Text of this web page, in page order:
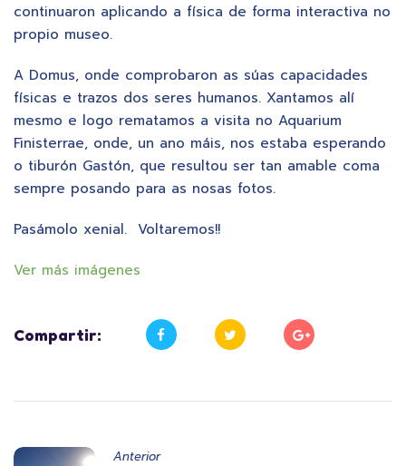
continuaron aplicando a física de forma interactiva no
propio museo.
A Domus, onde comprobaron as súas capacidades
físicas e trazos dos seres humanos. Xantamos alí
mesmo e logo rematamos a visita no Aquarium
Finisterrae, onde, un ano máis, nos estaba esperando
o tiburón Gastón, que resultou ser tan amable coma
sempre posando para as nosas fotos.
Pasámolo xenial. Voltaremos!!
Ver más imágenes
Compartir:
Anterior